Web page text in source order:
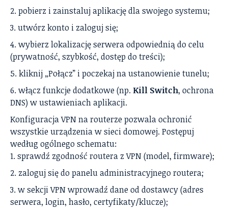
pobierz i zainstaluj aplikację dla swojego systemu;
utwórz konto i zaloguj się;
wybierz lokalizację serwera odpowiednią do celu
(prywatność, szybkość, dostęp do treści);
kliknij „Połącz” i poczekaj na ustanowienie tunelu;
włącz funkcje dodatkowe (np. Kill Switch, ochrona
DNS) w ustawieniach aplikacji.
Konfiguracja VPN na routerze pozwala ochronić
wszystkie urządzenia w sieci domowej. Postępuj
według ogólnego schematu:
sprawdź zgodność routera z VPN (model, firmware);
zaloguj się do panelu administracyjnego routera;
w sekcji VPN wprowadź dane od dostawcy (adres
serwera, login, hasło, certyfikaty/klucze);